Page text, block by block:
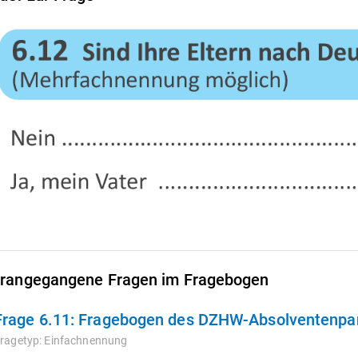
Fragen im Fragebogen
6.11: Fragebogen des DZHW-
Einfachnennung